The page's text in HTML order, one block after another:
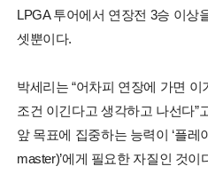
LPGA 투어에서 연장전 3승 이상
셋뿐이다.
박세리는 “어차피 연장에 가면
조건 이긴다고 생각하고 나선다”
앞 목표에 집중하는 능력이 ‘플레
master)’에게 필요한 자질인 것이